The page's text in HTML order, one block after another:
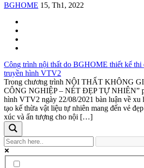
BGHOME 15, Th1, 2022
Công trình nội thất do BGHOME thiết kế thi
truyền hình VTV2
Trong chương trình NỘI THẤT KHÔNG
CÔNG NGHIỆP – NÉT ĐẸP TỰ NHIÊN”
hình VTV2 ngày 22/08/2021 bàn luận về xu
tạo kế thừa vật liệu tự nhiên mang đến vẻ
xúc và ấn tượng cho nội […]